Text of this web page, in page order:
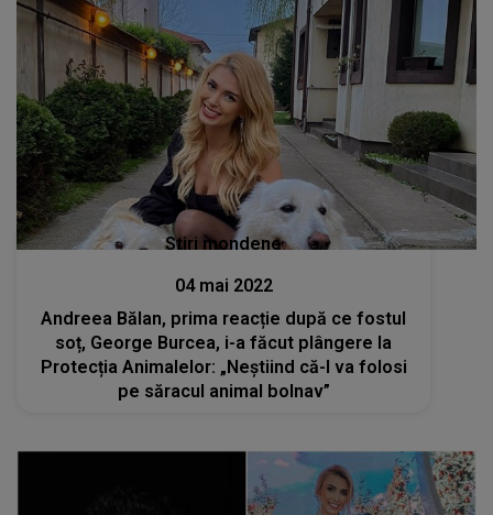
Stiri mondene
04 mai 2022
Andreea Bălan, prima reacție după ce fostul
soț, George Burcea, i-a făcut plângere la
Protecția Animalelor: „Neștiind că-l va folosi
pe săracul animal bolnav”